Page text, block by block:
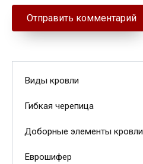
Виды кровли
Гибкая черепица
Доборные элементы кровли
Еврошифер